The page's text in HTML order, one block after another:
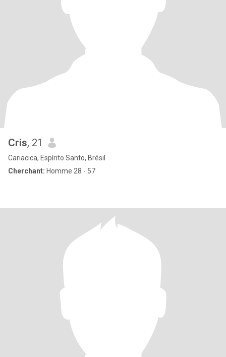
Cris, 21
Cariacica, Espírito Santo, Brésil
Cherchant: Homme 28 - 57